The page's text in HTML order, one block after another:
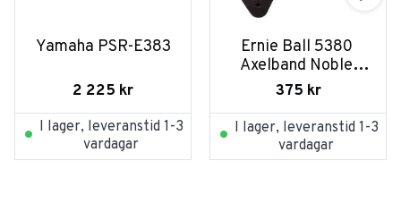
Yamaha PSR-E383
2 225 kr
I lager, leveranstid 1-3
vardagar
Ernie Ball 5380
Axelband Noble
Rose
375 kr
I lager, leveranstid 1-3
vardagar